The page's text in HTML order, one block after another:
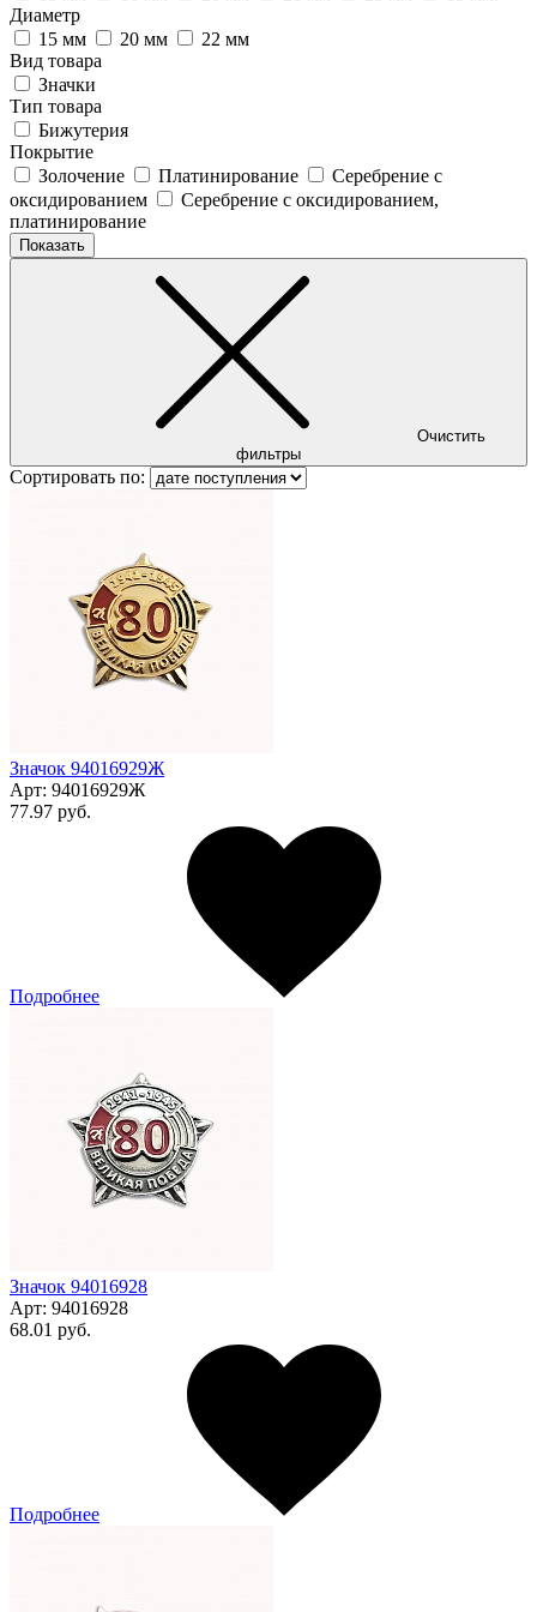
Диаметр
15 мм
20 мм
22 мм
Вид товара
Значки
Тип товара
Бижутерия
Покрытие
Золочение
Платинирование
Серебрение с
оксидированием
Серебрение с оксидированием,
платинирование
Показать
Очистить
фильтры
Сортировать по:
Значок 94016929Ж
Арт: 94016929Ж
77.97 руб.
Подробнее
Значок 94016928
Арт: 94016928
68.01 руб.
Подробнее